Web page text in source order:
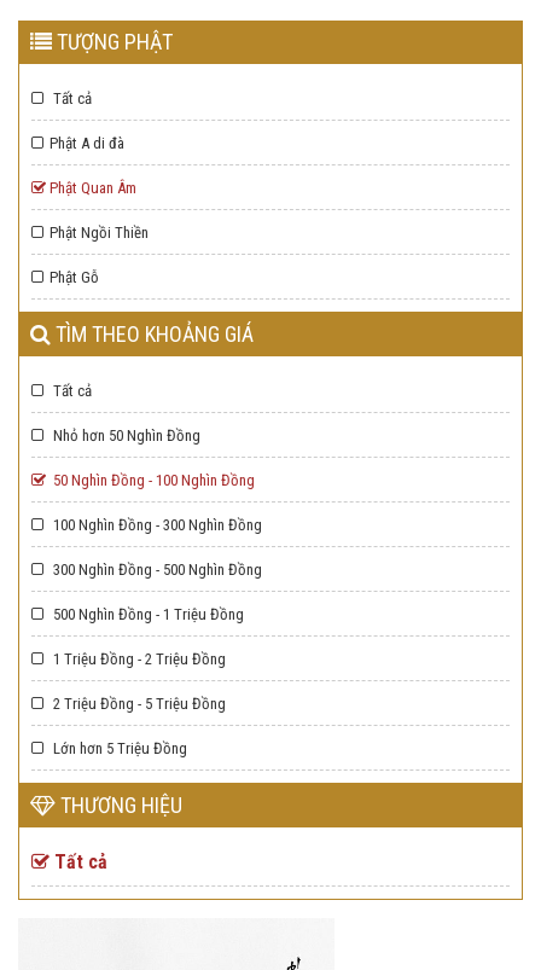
TƯỢNG PHẬT
Tất cả
Phật A di đà
Phật Quan Âm
Phật Ngồi Thiền
Phật Gỗ
TÌM THEO KHOẢNG GIÁ
Tất cả
Nhỏ hơn 50 Nghìn Đồng
50 Nghìn Đồng - 100 Nghìn Đồng
100 Nghìn Đồng - 300 Nghìn Đồng
300 Nghìn Đồng - 500 Nghìn Đồng
500 Nghìn Đồng - 1 Triệu Đồng
1 Triệu Đồng - 2 Triệu Đồng
2 Triệu Đồng - 5 Triệu Đồng
Lớn hơn 5 Triệu Đồng
THƯƠNG HIỆU
Tất cả